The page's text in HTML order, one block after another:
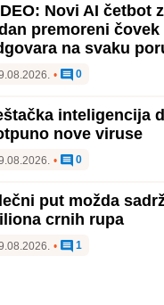
Novi AI četbot
premoreni
na svaku
• 0
inteligencija
nove viruse
• 0
put možda
crnih rupa
• 1